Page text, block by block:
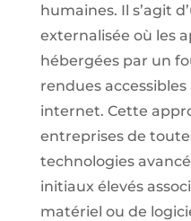
humaines. Il s’agit
externalisée où les
hébergées par un
rendues
internet. Cette
entreprises de
technologies
initiaux élevés
matériel ou de